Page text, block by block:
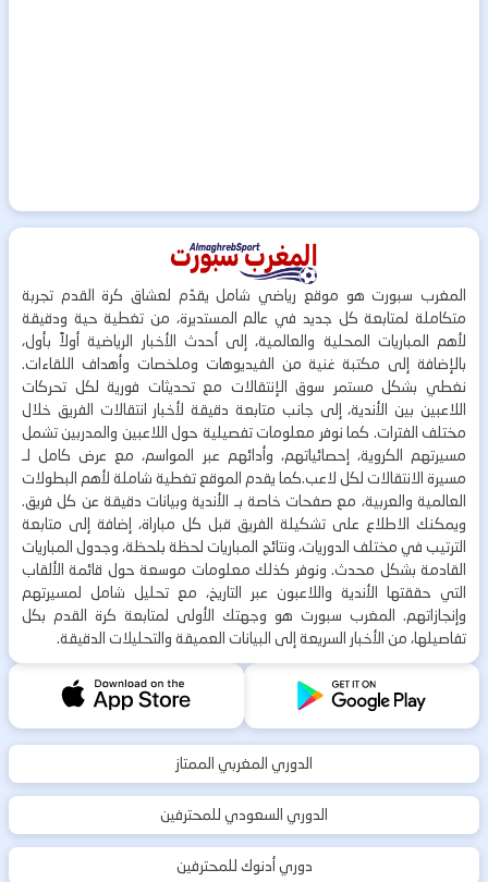
المغرب سبورت هو موقع رياضي شامل يقدّم لعشاق كرة القدم تجربة
متكاملة لمتابعة كل جديد في عالم المستديرة، من تغطية حية ودقيقة
لأهم المباريات المحلية والعالمية، إلى أحدث الأخبار الرياضية أولاً بأول،
بالإضافة إلى مكتبة غنية من الفيديوهات وملخصات وأهداف اللقاءات.
نغطي بشكل مستمر سوق الإنتقالات مع تحديثات فورية لكل تحركات
اللاعبين بين الأندية، إلى جانب متابعة دقيقة لأخبار انتقالات الفريق خلال
مختلف الفترات. كما نوفر معلومات تفصيلية حول اللاعبين والمدربين تشمل
مسيرتهم الكروية، إحصائياتهم، وأدائهم عبر المواسم، مع عرض كامل لـ
مسيرة الانتقالات لكل لاعب.كما يقدم الموقع تغطية شاملة لأهم البطولات
العالمية والعربية، مع صفحات خاصة بـ الأندية وبيانات دقيقة عن كل فريق.
ويمكنك الاطلاع على تشكيلة الفريق قبل كل مباراة، إضافة إلى متابعة
الترتيب في مختلف الدوريات، ونتائج المباريات لحظة بلحظة، وجدول المباريات
القادمة بشكل محدث. ونوفر كذلك معلومات موسعة حول قائمة الألقاب
التي حققتها الأندية واللاعبون عبر التاريخ، مع تحليل شامل لمسيرتهم
وإنجازاتهم. المغرب سبورت هو وجهتك الأولى لمتابعة كرة القدم بكل
تفاصيلها، من الأخبار السريعة إلى البيانات العميقة والتحليلات الدقيقة.
الدوري المغربي الممتاز
الدوري السعودي للمحترفين
دوري أدنوك للمحترفين